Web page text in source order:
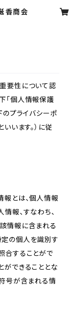
香商会
要性について認
「個人情報保護
のプライバシーポ
います。）に従
報とは、個人情報
報、すなわち、
情報に含まれる
定の個人を識別す
合することがで
ができることとな
符号が含まれる情